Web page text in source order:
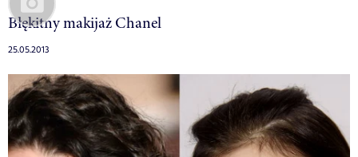
Błękitny makijaż Chanel
25.05.2013